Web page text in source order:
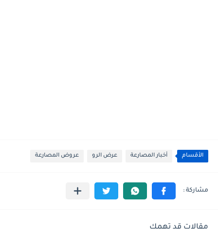
الأقسام أخبار المصارعة عرض الرو عروض المصارعة
مقالات قد تهمك